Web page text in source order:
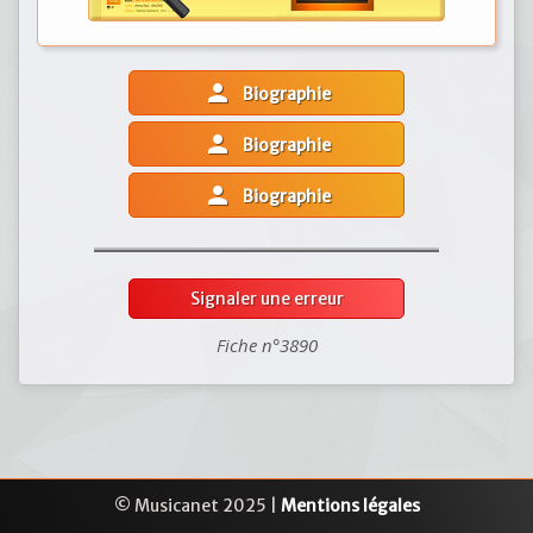
person Biographie
person Biographie
person Biographie
Signaler une erreur
Fiche n°3890
© Musicanet 2025 | Mentions légales